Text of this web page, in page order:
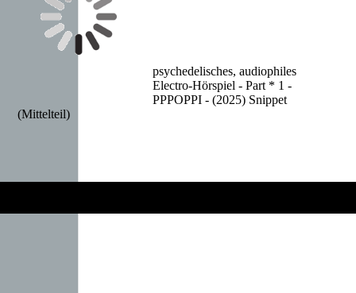
psychedelisches, audiophiles
Electro-Hörspiel - Part * 1 -
PPPOPPI - (2025) Snippet
(Mittelteil)